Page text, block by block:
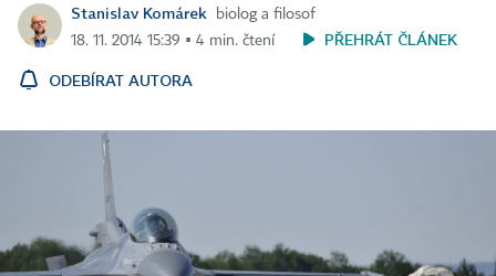
Stanislav Komárek
biolog a filosof
18. 11. 2014 15:39 ▪ 4 min. čtení
PŘEHRÁT ČLÁNEK
ODEBÍRAT AUTORA